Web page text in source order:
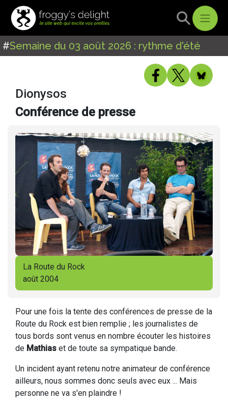
#Semaine du 03 août 2026 : rythme d'été
Dionysos
Conférence de presse
La Route du Rock
août 2004
Pour une fois la tente des conférences de presse de la
Route du Rock est bien remplie ; les journalistes de
tous bords sont venus en nombre écouter les histoires
de Mathias et de toute sa sympatique bande.
Un incident ayant retenu notre animateur de conférence
ailleurs, nous sommes donc seuls avec eux ... Mais
personne ne va s'en plaindre !